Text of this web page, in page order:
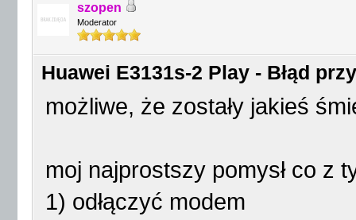
szopen
Moderator
Huawei E3131s-2 Play - Błąd
możliwe, że zostały jakieś
moj najprostszy pomysł co z
1) odłączyć modem